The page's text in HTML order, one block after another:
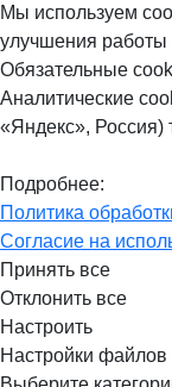
Мы используем
улучшения работы
Обязательные
Аналитические
«Яндекс», Россия)
Подробнее:
Политика
Согласие на
Принять все
Отклонить все
Настроить
Настройки файлов